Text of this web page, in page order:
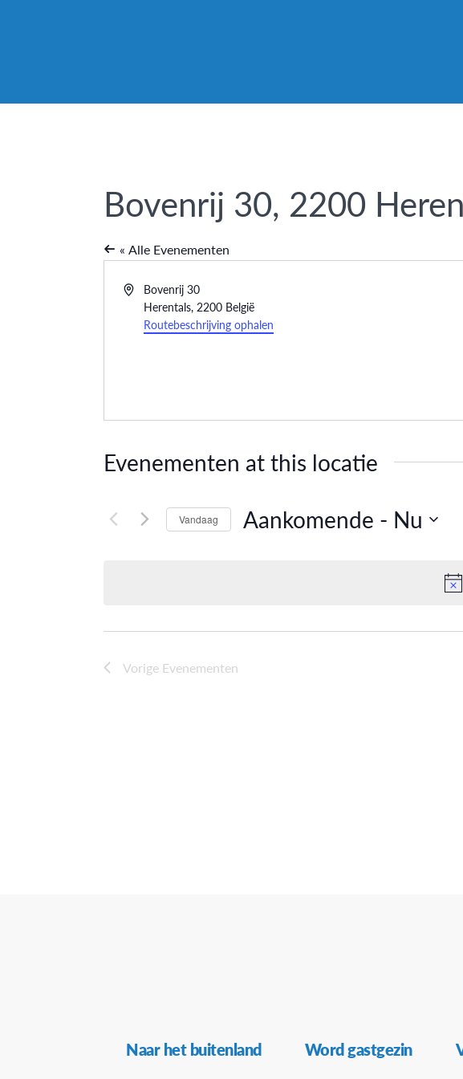
Bovenrij 30, 2200
« Alle Evenementen
AdresBovenrij 30
Herentals, 2200 België
Routebeschrijving ophalen
Evenementen at this locatie
Vandaag Aankomende - Nu
Vorige Evenementen
Naar het buitenland Word gastgezin